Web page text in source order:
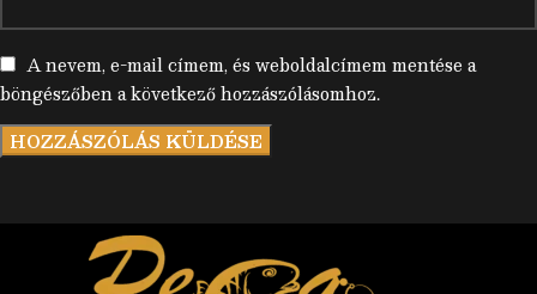
A nevem, e-mail címem, és weboldalcímem mentése a
böngészőben a következő hozzászólásomhoz.